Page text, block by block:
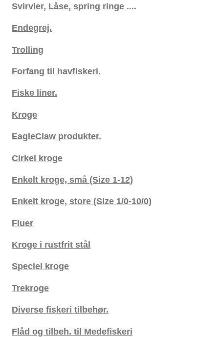
Svirvler, Låse, spring ringe ....
Endegrej.
Trolling
Forfang til havfiskeri.
Fiske liner.
Kroge
EagleClaw produkter.
Cirkel kroge
Enkelt kroge, små (Size 1-12)
Enkelt kroge, store (Size 1/0-10/0)
Fluer
Kroge i rustfrit stål
Speciel kroge
Trekroge
Diverse fiskeri tilbehør.
Flåd og tilbeh. til Medefiskeri